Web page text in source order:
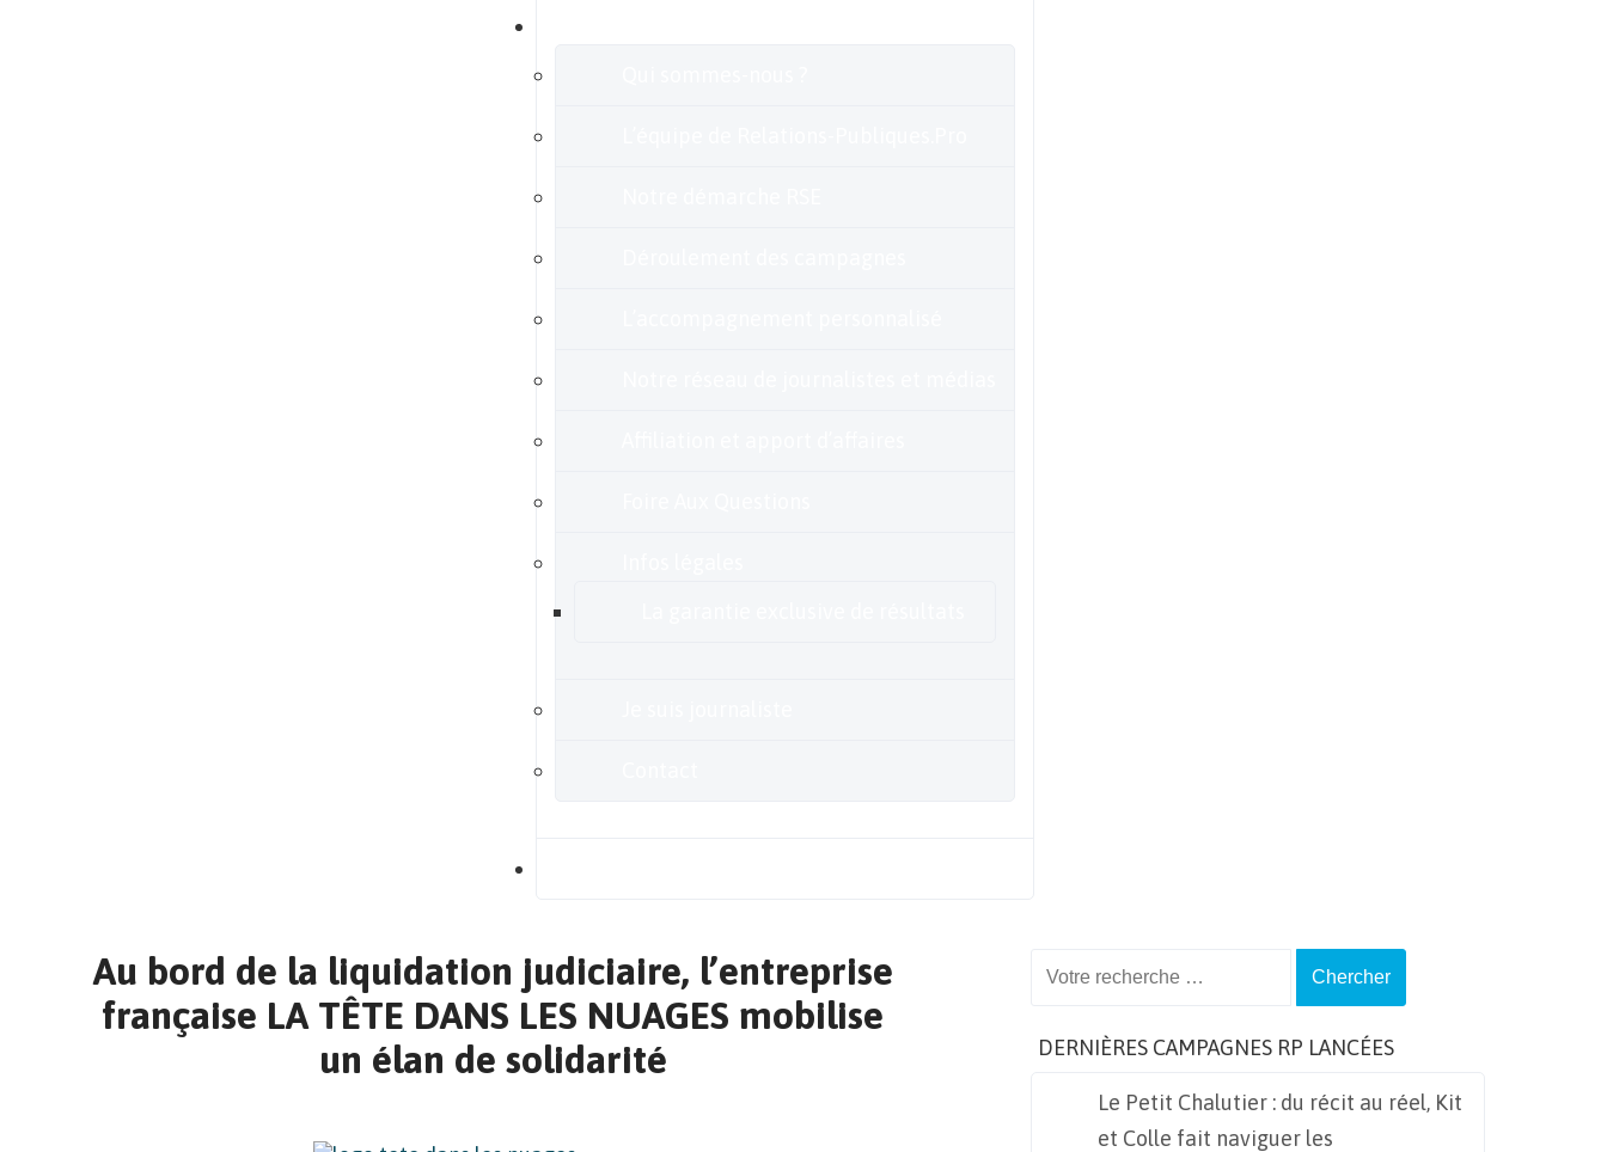
Au bord de la liquidation judiciaire, l’entreprise
française LA TÊTE DANS LES NUAGES mobilise
un élan de solidarité
DERNIÈRES CAMPAGNES RP LANCÉES
Le Petit Chalutier : du récit au réel, Kit
et Colle fait naviguer les